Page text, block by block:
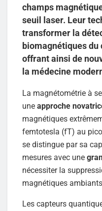
champs
seuil laser. Leur
transformer la
biomagnétiques
offrant ainsi de
la médecine
La magnétométrie à
une approche
magnétiques
femtotesla (fT) au
se distingue par sa
mesures avec une
nécessiter la
magnétiques
Les capteurs